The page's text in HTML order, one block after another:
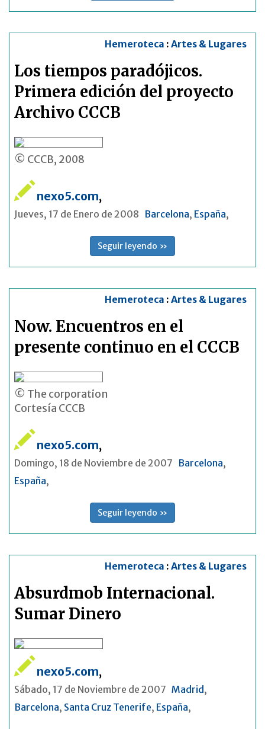
Hemeroteca : Artes & Lugares
Los tiempos paradójicos.
Primera edición del proyecto
Archivo CCCB
© CCCB, 2008
nexo5.com,
Jueves, 17 de Enero de 2008 Barcelona, España,
Seguir leyendo »
Hemeroteca : Artes & Lugares
Now. Encuentros en el
presente continuo en el CCCB
© The corporation
Cortesía CCCB
nexo5.com,
Domingo, 18 de Noviembre de 2007 Barcelona,
España,
Seguir leyendo »
Hemeroteca : Artes & Lugares
Absurdmob Internacional.
Sumar Dinero
nexo5.com,
Sábado, 17 de Noviembre de 2007 Madrid ,
Barcelona, Santa Cruz Tenerife, España,